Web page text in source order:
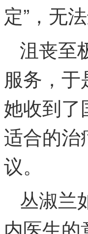
定”，无
沮丧至
服务，
她收到了
适合的治
议。
丛淑兰
内医生